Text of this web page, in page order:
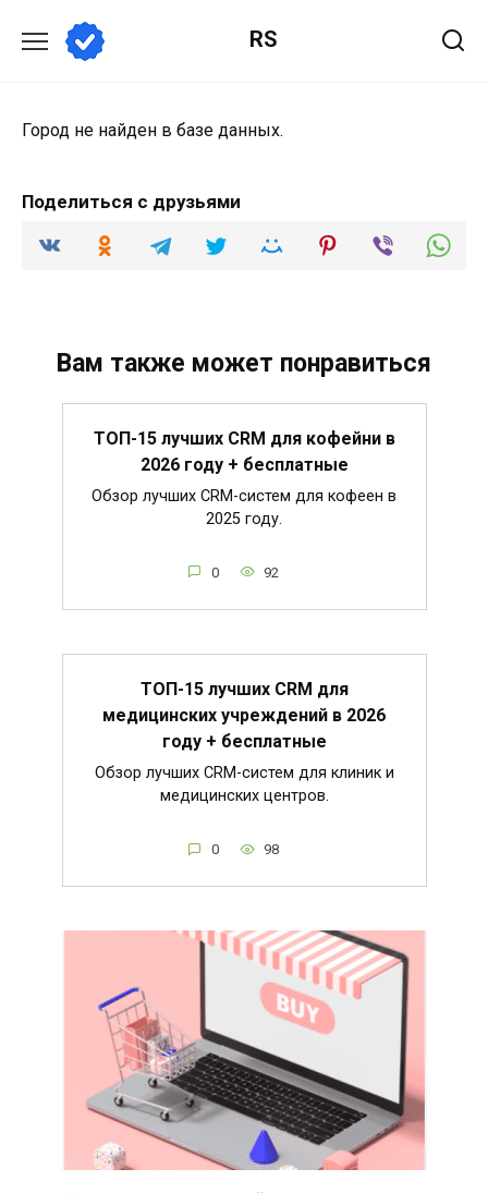
содержанию
RS
Город не найден в базе данных.
Поделиться с друзьями
Вам также может понравиться
ТОП-15 лучших CRM для кофейни в
2026 году + бесплатные
Обзор лучших CRM-систем для кофеен в
2025 году.
0 92
ТОП-15 лучших CRM для
медицинских учреждений в 2026
году + бесплатные
Обзор лучших CRM-систем для клиник и
медицинских центров.
0 98